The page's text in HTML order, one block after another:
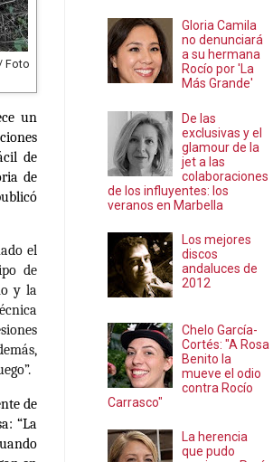
Foto
un
de
de
el
de
y la
de
“La
Gloria Camila
no denunciará
a su hermana
Rocío por 'La
Más Grande'
De las
exclusivas y el
glamour de la
jet a las
colaboraciones
de los influyentes: los
veranos en Marbella
Los mejores
discos
andaluces de
2012
Chelo García-
Cortés: "A Rosa
Benito la
mueve el odio
contra Rocío
Carrasco"
La herencia
que pudo